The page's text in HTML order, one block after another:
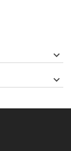

